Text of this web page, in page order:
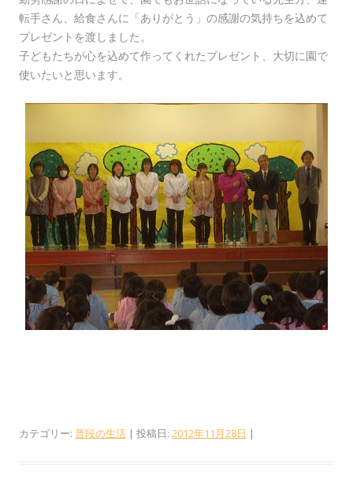
転手さん、給食さんに「ありがとう」の感謝の気持ちを込めて
プレゼントを渡しました。
子どもたちが心を込めて作ってくれたプレゼント、大切に園で
使いたいと思います。
カテゴリー: 普段の生活 | 投稿日: 2012年11月28日 |